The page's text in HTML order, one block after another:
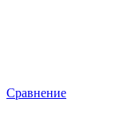
Сравнение